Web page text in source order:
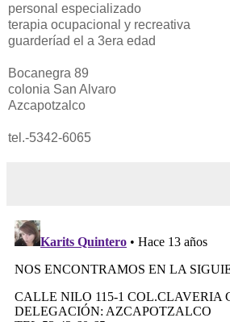
personal especializado
terapia ocupacional y recreativa
guarderíad el a 3era edad
Bocanegra 89
colonia San Alvaro
Azcapotzalco
tel.-5342-6065